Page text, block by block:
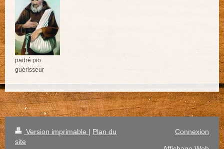
padré pio
guérisseur
Version imprimable | Plan du
site
Connexion